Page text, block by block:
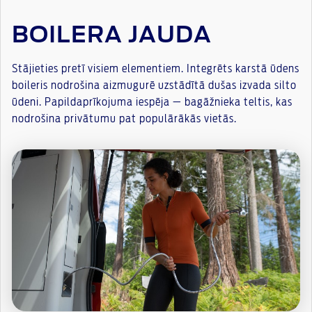
BOILERA JAUDA
Stājieties pretī visiem elementiem. Integrēts karstā ūdens
boileris nodrošina aizmugurē uzstādītā dušas izvada silto
ūdeni. Papildaprīkojuma iespēja — bagāžnieka teltis, kas
nodrošina privātumu pat populārākās vietās.